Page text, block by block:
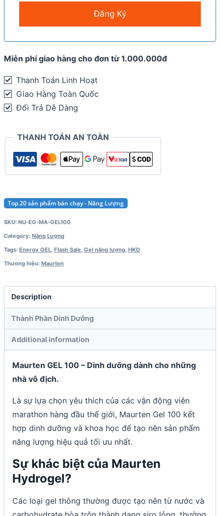
Miễn phí giao hàng cho đơn từ 1.000.000đ
Thanh Toán Linh Hoạt
Giao Hàng Toàn Quốc
Đổi Trả Dễ Dàng
THANH TOÁN AN TOÀN
Top 20 sản phẩm bán chạy - Năng Lượng
SKU: NU-EG-MA-GEL100
Category: Năng Lượng
Tags: Energy GEL, Flash Sale, Gel năng lượng, HKD
Thương hiệu: Maurten
Description
Thành Phần Dinh Dưỡng
Additional information
Maurten GEL 100 – Dinh dưỡng dành cho những
nhà vô địch.
Là sự lựa chọn yêu thích của các vận động viên
marathon hàng đầu thế giới, Maurten Gel 100 kết
hợp dinh dưỡng và khoa học để tạo nên sản phẩm
năng lượng hiệu quả tối ưu nhất.
Sự khác biệt của Maurten
Hydrogel?
Các loại gel thông thường được tạo nên từ nước và